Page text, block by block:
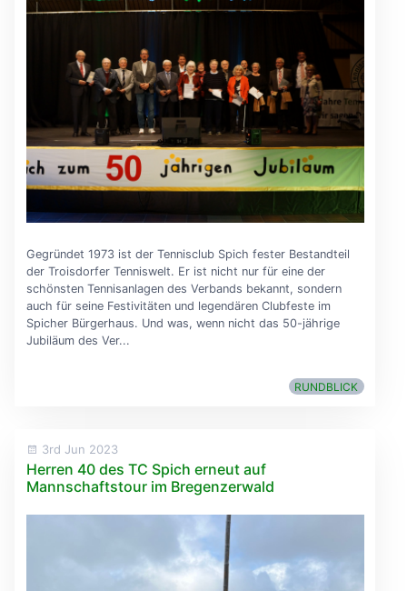
Gegründet 1973 ist der Tennisclub Spich fester Bestandteil
der Troisdorfer Tenniswelt. Er ist nicht nur für eine der
schönsten Tennisanlagen des Verbands bekannt, sondern
auch für seine Festivitäten und legendären Clubfeste im
Spicher Bürgerhaus. Und was, wenn nicht das 50-jährige
Jubiläum des Ver...
RUNDBLICK
3rd Jun 2023
Herren 40 des TC Spich erneut auf
Mannschaftstour im Bregenzerwald